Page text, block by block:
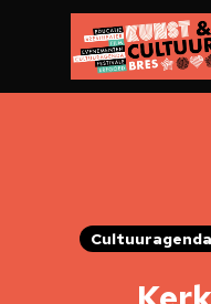
Cultuuragenda